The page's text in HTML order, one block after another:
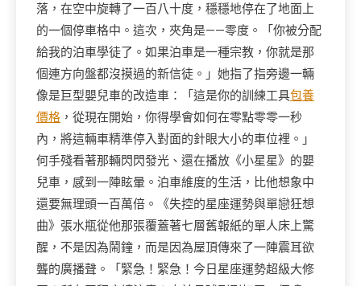
落，在空中旋轉了一百八十度，穩穩地停在了地面上
的一個停車格中。這次，夾角是——零度。「你被分配
給我的泊車學徒了。如果泊車是一種宗教，你就是那
個連方向盤都沒摸過的新信徒。」她指了指旁邊一輛
像是巨型嬰兒車的改造車：「這是你的訓練工具包養
價格 ，從現在開始，你得學會如何在零點零零一秒
內，將這輛車精準停入對面的針眼大小的車位裡。」
何手殘看著那輛閃閃發光、還在播放《小星星》的嬰
兒車，感到一陣眩暈。泊車維度的生活，比他想象中
還要無理頭一百萬倍。《失控的星座運勢與單戀狂想
曲》張水瓶從他那張覆蓋著七層舊報紙的單人床上驚
醒，不是因為鬧鐘，而是因為屋頂傳來了一陣震耳欲
聾的廣播聲。「緊急！緊急！今日星座運勢超級大修